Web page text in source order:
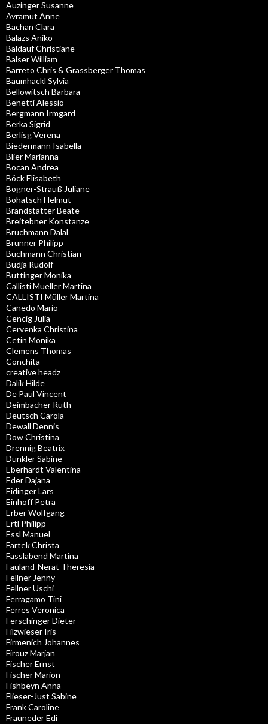
Auzinger Susanne
Avramut Anne
Bachan Clara
Balazs Aniko
Baldauf Christiane
Balser William
Barreto Chris & Grassberger Thomas
Baumhackl Sylvia
Bellowitsch Barbara
Benetti Alessio
Bergmann Irmgard
Berka Sigrid
Berlisg Verena
Biedermann Isabella
Blier Marianna
Bocan Andrea
Böck Elisabeth
Bogner-Strauß Juliane
Bohatsch Helmut
Brandstätter Beate
Breitebner Konstanze
Bruchmann Dalal
Brunner Philipp
Buchmann Christian
Budja Rudolf
Buttinger Monika
Callisti Mueller Martina
CALLISTI Müller Martina
Canedo Mario
Cencig Julia
Cervenka Christina
Cetin Monika
Clemens Thomas
Conchita
creative headz
Dalik Hilde
De Paul Vincent
Deimbacher Ruth
Deutsch Carola
Dewall Dennis
Dow Christina
Drennig Beatrix
Dunkler Sabine
Eberhardt Valentina
Eder Dajana
Eidinger Lars
Einhoff Petra
Erber Wolfgang
Ertl Philipp
Essl Manuel
Fartek Christa
Fasslabend Martina
Fauland-Nerat Theresia
Fellner Jenny
Fellner Uschi
Ferragamo Tini
Ferres Veronica
Ferschinger Dieter
Filzwieser Iris
Firmenich Johannes
Firouz Marjan
Fischer Ernst
Fischer Marion
Fishbeyn Anna
Flieser-Just Sabine
Frank Caroline
Frauneder Edi